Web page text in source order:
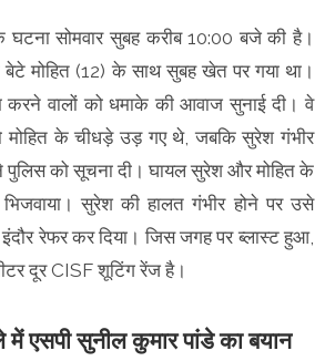
घटना सोमवार सुबह करीब 10:00 बजे की है।
मोहित (12) के साथ सुबह खेत पर गया था।
वालों को धमाके की आवाज सुनाई दी। वे
मोहित के चीधड़े उड़ गए थे, जबकि सुरेश गंभीर
पुलिस को सूचना दी। घायल सुरेश और मोहित के
सुरेश की हालत गंभीर होने पर उसे
रेफर कर दिया। जिस जगह पर ब्लास्ट हुआ,
दूर CISF शूटिंग रेंज है।
में एसपी सुनील कुमार पांडे का बयान